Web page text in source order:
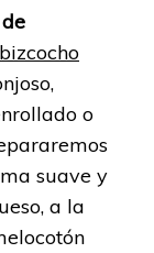
bizcocho
o
suave y
a la